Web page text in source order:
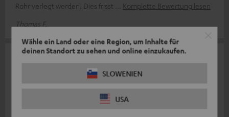
Wähle ein Land oder eine Region, um Inhalte für
deinen Standort zu sehen und online einzukaufen.
SLOWENIEN
USA
Rohr verlegt werden. Dies frisst
Komplette Bewertung lesen
Thomas F.
Formschön und stabil
Leicht aufzubauen, sehen gut aus und sind sehr stabil.
Allerdings auch nicht gerade preiswert.